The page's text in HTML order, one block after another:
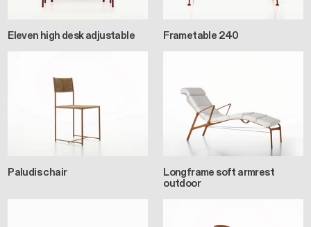
Eleven high desk adjustable Frametable 240
Paludis chair
Longframe soft armrest
outdoor